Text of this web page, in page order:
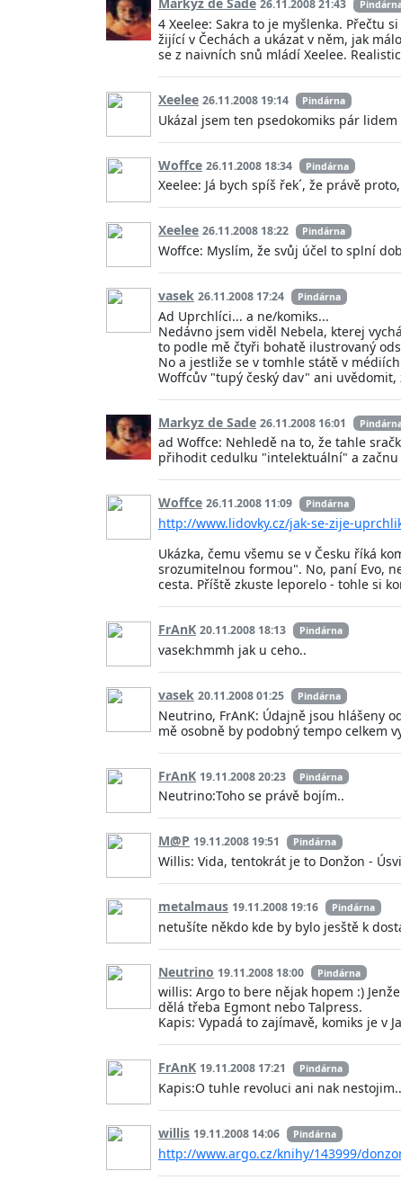
Markyz de Sade 26.11.2008 21:43
4 Xeelee: Sakra to je myšlenka. Přečtu
žijící v Čechách a ukázat v něm, jak
se z naivních snů mládí Xeelee.
Xeelee 26.11.2008 19:14 Pindárna
Ukázal jsem ten psedokomiks pár
Woffce 26.11.2008 18:34 Pindárna
Xeelee: Já bych spíš řek´, že právě
Xeelee 26.11.2008 18:22 Pindárna
Woffce: Myslím, že svůj účel to splní
vasek 26.11.2008 17:24 Pindárna
Ad Uprchlíci... a ne/komiks...
Nedávno jsem viděl Nebela, kterej
to podle mě čtyři bohatě ilustrovaný
No a jestliže se v tomhle státě v
Woffcův "tupý český dav" ani
Markyz de Sade 26.11.2008 16:01
ad Woffce: Nehledě na to, že tahle
přihodit cedulku "intelektuální" a začnu
Woffce 26.11.2008 11:09 Pindárna
http://www.lidovky.cz/jak-se-zije-
Ukázka, čemu všemu se v Česku říká
srozumitelnou formou". No, paní Evo,
cesta. Příště zkuste leporelo - tohle si
FrAnK 20.11.2008 18:13 Pindárna
vasek:hmmh jak u ceho..
vasek 20.11.2008 01:25 Pindárna
Neutrino, FrAnK: Údajně jsou hlášeny
mě osobně by podobný tempo celkem
FrAnK 19.11.2008 20:23 Pindárna
Neutrino:Toho se právě bojím..
M@P 19.11.2008 19:51 Pindárna
Willis: Vida, tentokrát je to Donžon -
metalmaus 19.11.2008 19:16 Pindárna
netušíte někdo kde by bylo jesště k
Neutrino 19.11.2008 18:00 Pindárna
willis: Argo to bere nějak hopem :)
dělá třeba Egmont nebo Talpress.
Kapis: Vypadá to zajímavě, komiks je v
FrAnK 19.11.2008 17:21 Pindárna
Kapis:O tuhle revoluci ani nak nestojim..
willis 19.11.2008 14:06 Pindárna
http://www.argo.cz/knihy/143999/